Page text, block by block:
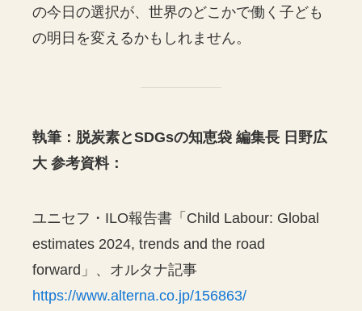
の今日の選択が、世界のどこかで働く子ども
の明日を変えるかもしれません。
執筆：脱炭素とSDGsの知恵袋 編集長 日野広
大 参考資料：
ユニセフ・ILO報告書「Child Labour: Global
estimates 2024, trends and the road
forward」、オルタナ記事
https://www.alterna.co.jp/156863/